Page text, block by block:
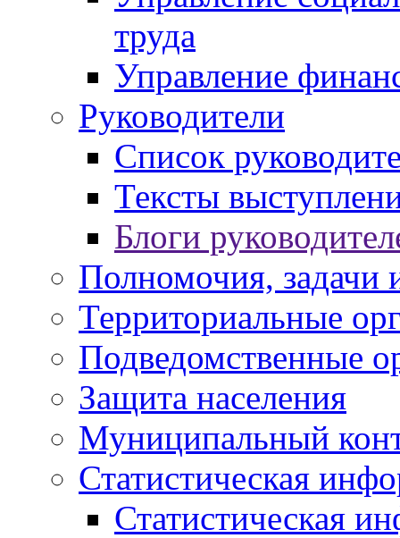
труда
Управление
Руководители
Список
Тексты
Блоги
Полномочия, задачи
Территориальные
Подведомственные
Защита населения
Муниципальный
Статистическая
Статистическая